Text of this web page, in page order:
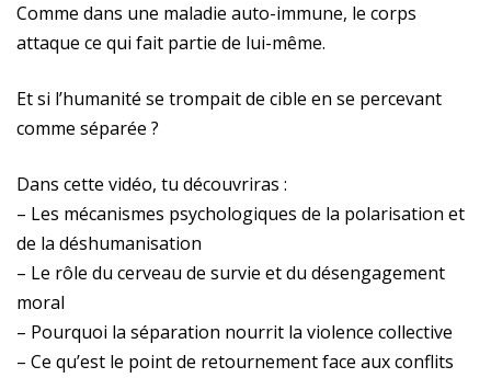
Comme dans une maladie auto-immune, le corps
attaque ce qui fait partie de lui-même.
Et si l’humanité se trompait de cible en se percevant
comme séparée ?
Dans cette vidéo, tu découvriras :
– Les mécanismes psychologiques de la polarisation et
de la déshumanisation
– Le rôle du cerveau de survie et du désengagement
moral
– Pourquoi la séparation nourrit la violence collective
– Ce qu’est le point de retournement face aux conflits